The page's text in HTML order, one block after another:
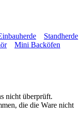
Standherde
Mini Backöfen
nicht überprüft.
die die Ware nicht